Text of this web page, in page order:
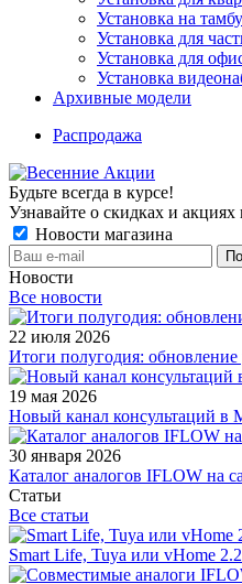
Установка на
Установка для
Установка для
Установка
Архивные модели
Распродажа
Будьте всегда в курсе!
Узнавайте о скидках и
Новости магазина
Новости
Все новости
22 июля 2026
Итоги полугодия:
19 мая 2026
Новый канал консультаций в
30 января 2026
Каталог аналогов IFLOW на
Статьи
Все статьи
Smart Life, Tuya или vHome